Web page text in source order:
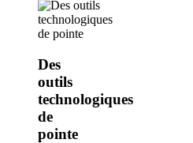
Des
outils
technologiques
de
pointe